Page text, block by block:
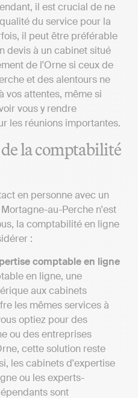
il est crucial de ne
du service pour la
il peut être préférable
devis à un cabinet situé
de l'Orne si ceux de
et des alentours ne
vos attentes, même si
vous y rendre
les réunions importantes.
la comptabilité
en personne avec un
au-Perche n'est
la comptabilité en ligne
:
comptable en ligne
en ligne, une
aux cabinets
les mêmes services à
optiez pour des
ou des entreprises
cette solution reste
les cabinets d'expertise
ou les experts-
sont